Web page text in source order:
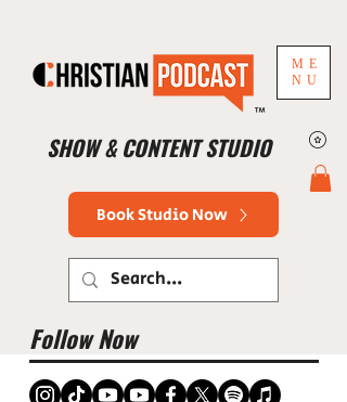
ME
NU
SHOW & CONTENT STUDIO
™
Book Studio Now
Follow Now